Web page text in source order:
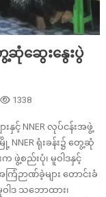
ဆုံဆွေးနွေးပွဲ
1338
င့် NNER လုပ်ငန်းအဖွဲ့
NNER ရုံးခန်း၌ တွေ့ဆုံ
စည်းပုံ၊ မူဝါဒနှင့်
ြံဉာဏ်ခဲ့များ တောင်းခံ
ါဒ သဘောထား၊